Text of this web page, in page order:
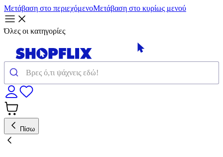
Μετάβαση στο περιεχόμενοΜετάβαση στο κυρίως μενού
Όλες οι κατηγορίες
Πίσω